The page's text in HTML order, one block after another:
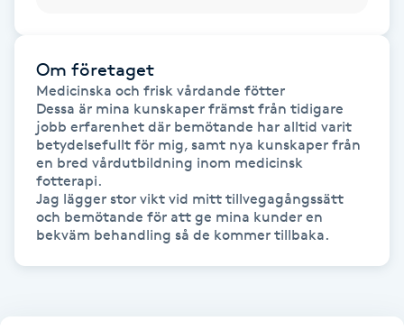
Headspa
Healing
Herrklippning
HIFU
Hollywood Peel
Om företaget
Medicinska och frisk vårdande fötter
Dessa är mina kunskaper främst från tidigare
jobb erfarenhet där bemötande har alltid varit
betydelsefullt för mig, samt nya kunskaper från
en bred vårdutbildning inom medicinsk
fotterapi.
Jag lägger stor vikt vid mitt tillvegagångssätt
och bemötande för att ge mina kunder en